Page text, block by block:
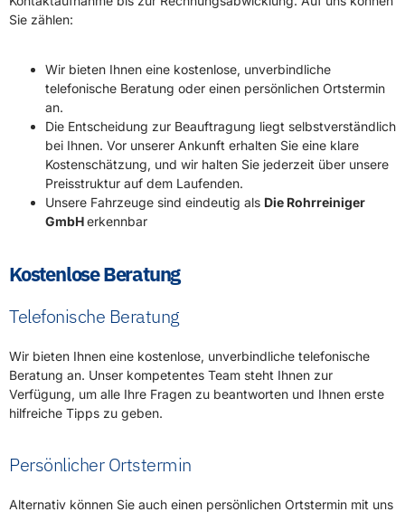
Sie zählen:
Wir bieten Ihnen eine kostenlose, unverbindliche
telefonische Beratung oder einen persönlichen Ortstermin
an.
Die Entscheidung zur Beauftragung liegt selbstverständlich
bei Ihnen. Vor unserer Ankunft erhalten Sie eine klare
Kostenschätzung, und wir halten Sie jederzeit über unsere
Preisstruktur auf dem Laufenden.
Unsere Fahrzeuge sind eindeutig als Die Rohrreiniger
GmbHerkennbar
Kostenlose Beratung
Telefonische Beratung
Wir bieten Ihnen eine kostenlose, unverbindliche telefonische
Beratung an. Unser kompetentes Team steht Ihnen zur
Verfügung, um alle Ihre Fragen zu beantworten und Ihnen erste
hilfreiche Tipps zu geben.
Persönlicher Ortstermin
Alternativ können Sie auch einen persönlichen Ortstermin mit uns